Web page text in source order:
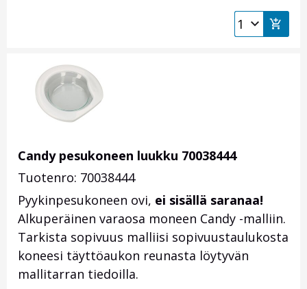
Candy pesukoneen luukku 70038444
Tuotenro: 70038444
Pyykinpesukoneen ovi, ei sisällä saranaa!
Alkuperäinen varaosa moneen Candy -malliin.
Tarkista sopivuus malliisi sopivuustaulukosta
koneesi täyttöaukon reunasta löytyvän
mallitarran tiedoilla.